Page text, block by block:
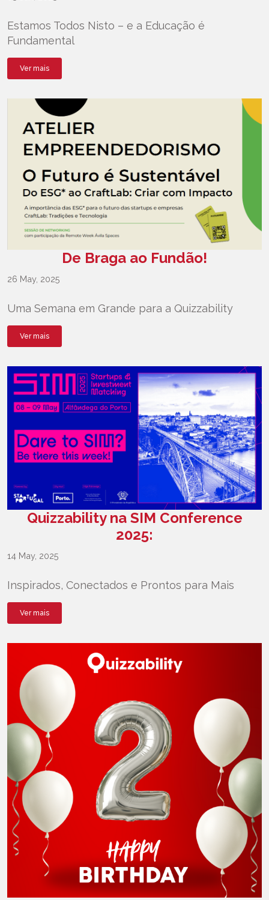
Estamos Todos Nisto – e a Educação é
Fundamental
Ver mais
De Braga ao Fundão!
26 May, 2025
Uma Semana em Grande para a Quizzability
Ver mais
Quizzability na SIM Conference
2025:
14 May, 2025
Inspirados, Conectados e Prontos para Mais
Ver mais